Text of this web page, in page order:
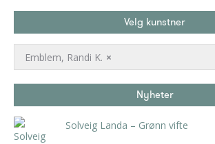
Velg kunstner
×
Emblem, Randi K.
Nyheter
Solveig Landa – Grønn vifte